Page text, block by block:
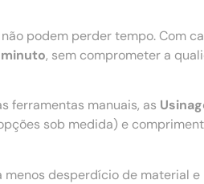
podem perder tempo. Com
, sem comprometer a
ferramentas manuais, as
sob medida) e
desperdício de material